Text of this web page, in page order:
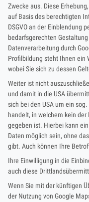
Zwecke aus. Diese
auf Basis des berechtigten
DSGVO an der Einblendung
bedarfsgerechten
Datenverarbeitung durch
Profilbildung steht Ihnen ein
wobei Sie sich zu dessen
Weiter ist nicht
und damit in die USA
sich bei den USA um ein
handelt, in welchem kein der
gegeben ist. Hierbei kann
Daten möglich sein, ohne
gibt. Auch können Ihre
Ihre Einwilligung in die
auch diese
Wenn Sie mit der künftigen
der Nutzung von Google